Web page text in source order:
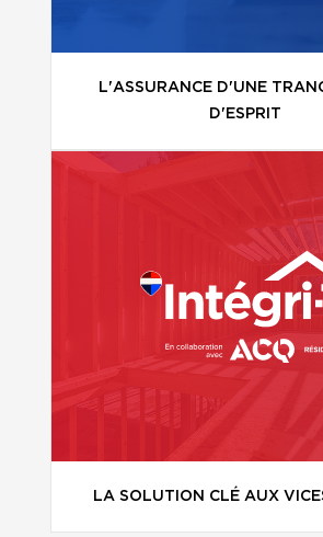
L'ASSURANCE D'UNE
D'ESPRIT
LA SOLUTION CLÉ AUX